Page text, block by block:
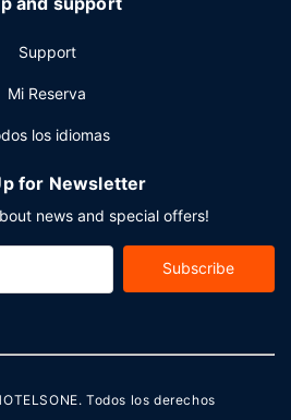
Support
Mi Reserva
los idiomas
for Newsletter
news and special offers!
Subscribe
. Todos los derechos